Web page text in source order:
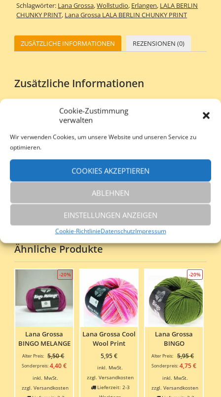
Cookie-Zustimmung
verwalten
Wir verwenden Cookies, um unsere Website und unseren Service zu
optimieren.
COOKIES AKZEPTIEREN
ABLEHNEN
EINSTELLUNGEN ANZEIGEN
Cookie-RichtlinieDatenschutzImpressum
Schlagwörter: Lana Grossa,Wollstudio, Erlangen, LALA BERLIN
CHUNKY PRINT, Lana Grossa LALA BERLIN CHUNKY PRINT
ZUSÄTZLICHE INFORMATIONEN REZENSIONEN (0)
Zusätzliche Informationen
Lauflänge /
Materialverbrauch
50 gr – 50 m / Gr. 38 – 40 ca. 650
10×10 cm 10 M / 14 R
Polyamid
Waschhinweis
Handwäsche
Ähnliche Produkte
-20%
Lana Grossa
BINGO MELANGE
Alter Preis: 5,50€Ursprünglicher
Preis
Sonderpreis: 4,40€Aktueller
inkl. MwSt.
zzgl.Versandkosten
Lana Grossa Cool
Wool Print
5,95€
inkl. MwSt.
zzgl. Versandkosten
Lieferzeit: 2-3
-20%
Lana Grossa
BINGO
Alter Preis: 5,95€
Preis
Sonderpreis: 4,75€
inkl. MwSt.
zzgl.Versandkosten